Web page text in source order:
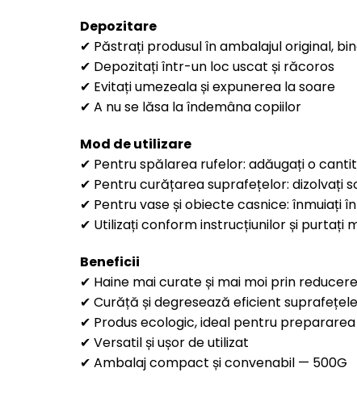
Depozitare
✔ Păstrați produsul în ambalajul original,
✔ Depozitați într-un loc uscat și răcoros
✔ Evitați umezeala și expunerea la soare
✔ A nu se lăsa la îndemâna copiilor
Mod de utilizare
✔ Pentru spălarea rufelor: adăugați o
✔ Pentru curățarea suprafețelor: dizolvați
✔ Pentru vase și obiecte casnice: înmuiați
✔ Utilizați conform instrucțiunilor și purtați
Beneficii
✔ Haine mai curate și mai moi prin
✔ Curăță și degresează eficient
✔ Produs ecologic, ideal pentru
✔ Versatil și ușor de utilizat
✔ Ambalaj compact și convenabil — 500G